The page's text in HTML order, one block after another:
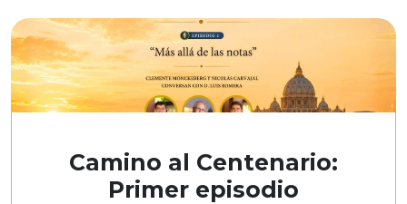
Camino al Centenario:
Primer episodio